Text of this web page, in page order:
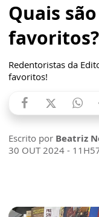
Quais
favoritos?
Redentoristas da
favoritos!
Escrito por Beatriz
30 OUT 2024 -